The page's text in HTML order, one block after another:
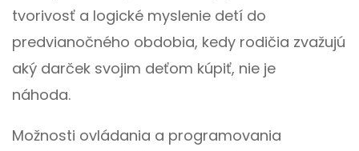
tvorivosť a logické myslenie detí do
predvianočného obdobia, kedy rodičia zvažujú
aký darček svojim deťom kúpiť, nie je
náhoda.
Možnosti ovládania a programovania